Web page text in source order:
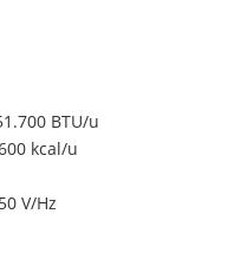
BTU/u
kcal/u
V/Hz